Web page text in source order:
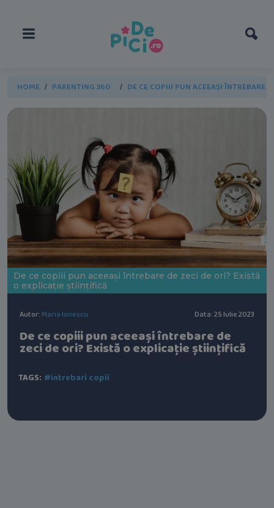
HOME PARENTING 360 DE CE COPIII PUN ACEEAȘI ÎNTREBARE
De ce copiii pun aceeași întrebare de zeci de ori? Există
o explicație științifică
Autor: Maria Ionescu Data: 25 Iulie 2023
De ce copiii pun aceeași întrebare de
zeci de ori? Există o explicație științifică
TAGS: #intrebari copii